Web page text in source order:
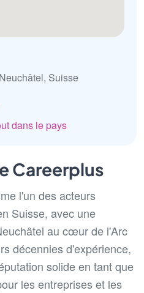
Suisse
dans le pays
Careerplus
l'un des acteurs
Suisse, avec une
au cœur de l'Arc
décennies d'expérience,
solide en tant que
les entreprises et les